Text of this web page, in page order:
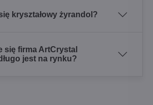
kryształowy żyrandol?
się firma ArtCrystal
jest na rynku?